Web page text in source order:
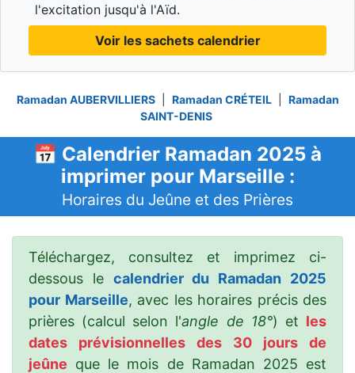
l'excitation jusqu'à l'Aïd.
Voir les sachets calendrier
Ramadan AUBERVILLIERS Ramadan CRÉTEIL
Ramadan
SAINT-DENIS
📅 Calendrier Ramadan 2025 à
imprimer pour Marseille :
Horaires du Jeûne et des Prières
Téléchargez, consultez et imprimez ci-
dessous le calendrier du Ramadan 2025
pour Marseille, avec les horaires précis des
prières (calcul selon l'angle de 18°) et les
dates prévisionnelles des 30 jours de
jeûne que le mois de Ramadan 2025 est